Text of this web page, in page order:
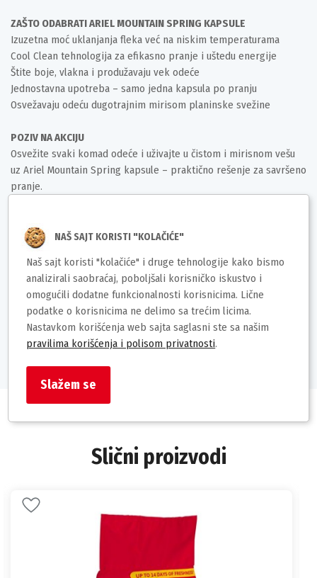
ZAŠTO ODABRATI ARIEL MOUNTAIN SPRING KAPSULE
Izuzetna moć uklanjanja fleka već na niskim temperaturama
Cool Clean tehnologija za efikasno pranje i uštedu energije
Štite boje, vlakna i produžavaju vek odeće
Jednostavna upotreba – samo jedna kapsula po pranju
Osvežavaju odeću dugotrajnim mirisom planinske svežine
POZIV NA AKCIJU
Osvežite svaki komad odeće i uživajte u čistom i mirisnom vešu
uz Ariel Mountain Spring kapsule – praktično rešenje za savršeno
pranje.
Brend: Ariel
Uvoznik / proizvođač: Procter & Gamble doo
Zemlja porekla: EU
Prava potrošača: Zagarantovana sva prava kupaca po osnovu
Zakona o zaštiti potrošača
Barkod: 8700216804950
Slični proizvodi
NAŠ SAJT KORISTI "KOLAČIĆE"
Naš sajt koristi "kolačiće" i druge tehnologije kako bismo
analizirali saobraćaj, poboljšali korisničko iskustvo i
omogućili dodatne funkcionalnosti korisnicima. Lične
podatke o korisnicima ne delimo sa trećim licima.
Nastavkom korišćenja web sajta saglasni ste sa našim
pravilima korišćenja i polisom privatnosti.
Slažem se